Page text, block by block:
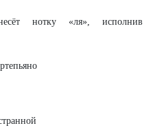
нотку «ля», исполнив